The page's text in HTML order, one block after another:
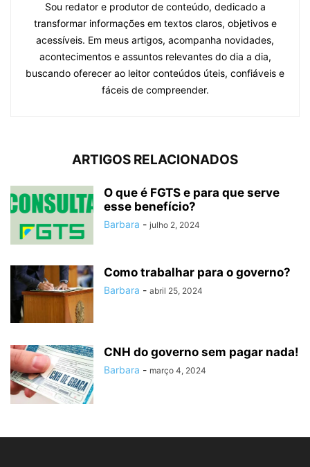
Sou redator e produtor de conteúdo, dedicado a
transformar informações em textos claros, objetivos e
acessíveis. Em meus artigos, acompanha novidades,
acontecimentos e assuntos relevantes do dia a dia,
buscando oferecer ao leitor conteúdos úteis, confiáveis e
fáceis de compreender.
ARTIGOS RELACIONADOS
O que é FGTS e para que serve
esse benefício?
Barbara - julho 2, 2024
Como trabalhar para o governo?
Barbara - abril 25, 2024
CNH do governo sem pagar nada!
Barbara - março 4, 2024